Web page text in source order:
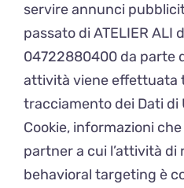
servire annunci
passato di ATELIER ALI
04722880400 da parte
attività viene effettuata
tracciamento dei Dati di
Cookie, informazioni
partner a cui l’attività di
behavioral targeting è